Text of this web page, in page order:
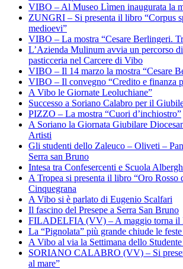
VIBO – Al Museo Lìmen inaugurata la
ZUNGRI – Si presenta il libro “Corpus
medioevi”
VIBO – La mostra “Cesare Berlingeri.
L’Azienda Mulinum avvia un percorso
pasticceria nel Carcere di Vibo
VIBO – Il 14 marzo la mostra “Cesare
VIBO – Il convegno “Credito e finanza
A Vibo le Giornate Leoluchiane”
Successo a Soriano Calabro per il
PIZZO – La mostra “Cuori d’inchiostro”
A Soriano la Giornata Giubilare
Artisti
Gli studenti dello Zaleuco – Oliveti –
Serra san Bruno
Intesa tra Confesercenti e Scuola
A Tropea si presenta il libro “Oro Rosso
Cinquegrana
A Vibo si è parlato di Eugenio Scalfari
Il fascino del Presepe a Serra San Bruno
FILADELFIA (VV) – A maggio torna il
La “Pignolata” più grande chiude le
A Vibo al via la Settimana dello
SORIANO CALABRO (VV) – Si
al mare”